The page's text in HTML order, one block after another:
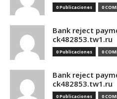
0 Publicaciones 0
Bank reject
ck482853.tw1.ru
0 Publicaciones 0
Bank reject
ck482853.tw1.ru
0 Publicaciones 0